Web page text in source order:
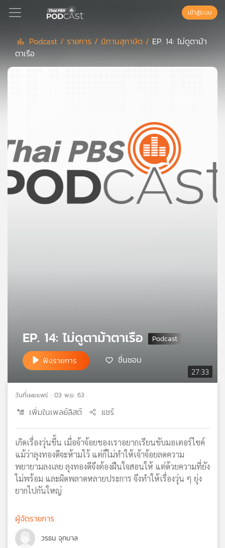
Podcast
เพล
ย์
ลิ
กิจกรรม
กับ
เครือ
ข่าย
วิทยุ
ไทย
เอส
เข้าสู่ระบบ
Podcast / รายการ / นิทานสุภาษิต / EP. 14: ไม่ดูตาม้า
ตาเรือ
27:33
EP. 14: ไม่ดูตาม้าตาเรือ
ฟังรายการ ชื่นชอบ
วันที่เผยแพร่ : 03 พ.ย. 63
เพิ่มในเพลย์ลิสต์ แชร์
เกิดเรื่องวุ่นขึ้น เมื่อจ้าจ้อยของเราอยากเรียนขับมอเตอร์ไซค์
แม้ว่าลุงทองดีจะห้ามไว้ แต่ก็ไม่ทำให้เจ้าจ้อยลดความ
พยายามลงเลย ลุงทองดีจึงต้องฝืนใจสอนให้ แต่ด้วยความที่ยัง
ไม่พร้อม และผิดพลาดหลายประการ จึงทำให้เรื่องวุ่น ๆ ยุ่ง
ยากไปกันใหญ่
ผู้จัดรายการ
วรธน จุทบาล